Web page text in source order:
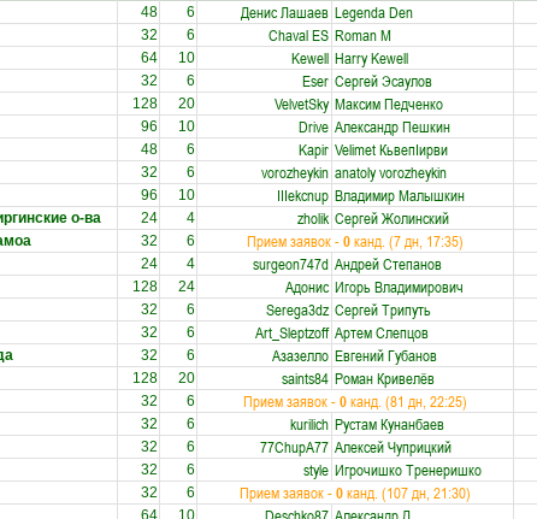
48 6 Денис Лашаев Legenda Den
32
6 Chaval ES Roman M
64 10 Kewell Harry Kewell
32
6 Eser Сергей Эсаулов
128 20 VelvetSky Максим Педченко
96 10 Drive Александр Пешкин
48 6 Kapir Velimet КьвепIирви
32 6 vorozheykin anatoly vorozheykin
96 10 IIIekcnup Владимир Малышкин
о-ва 24 4 zholik Сергей Жолинский
32 6 Прием заявок -0канд. (7 дн, 17:35)
24 4 surgeon747d Андрей Степанов
128 24 Адонис Игорь Владимирович
32 6 Serega3dz Сергей Трипуть
32 6 Art_Sleptzoff Артем Слепцов
32 6 Азазелло Евгений Губанов
128 20 saints84 Роман Кривелёв
32 6 Прием заявок -0канд. (81 дн, 22:25)
32 6 kurilich Рустам Кунанбаев
32 6 77ChupA77 Алексей Чуприцкий
32 6 style Игрочишко Тренеришко
32 6 Прием заявок -0канд. (107 дн, 21:30)
64 10